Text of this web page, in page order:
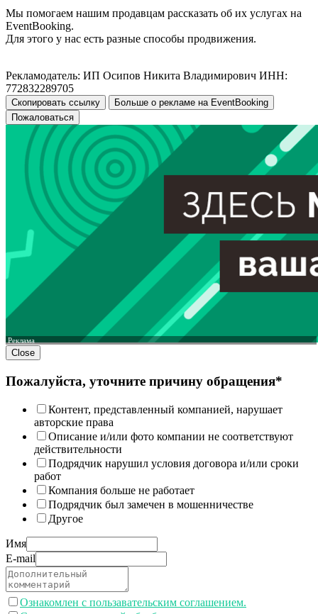
Мы помогаем нашим продавцам рассказать об их услугах на
EventBooking.
Для этого у нас есть разные способы продвижения.
Рекламодатель: ИП Осипов Никита Владимирович ИНН:
772832289705
Скопировать ссылку
Больше о рекламе на EventBooking
Пожаловаться
Реклама
Close
Пожалуйста, уточните причину обращения*
Контент, представленный компанией, нарушает
авторские права
Описание и/или фото компании не соответствуют
действительности
Подрядчик нарушил условия договора и/или сроки
работ
Компания больше не работает
Подрядчик был замечен в мошенничестве
Другое
Имя
E-mail
Ознакомлен с пользавательским соглашением.